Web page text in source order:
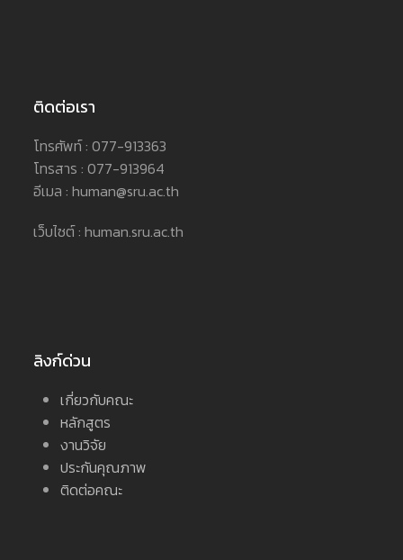
ติดต่อเรา
โทรศัพท์ : 077-913363
โทรสาร : 077-913964
อีเมล : human@sru.ac.th
เว็บไซต์ : human.sru.ac.th
ลิงก์ด่วน
เกี่ยวกับคณะ
หลักสูตร
งานวิจัย
ประกันคุณภาพ
ติดต่อคณะ